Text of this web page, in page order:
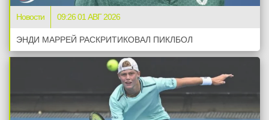
Новости 09:26 01 АВГ 2026
ЭНДИ МАРРЕЙ РАСКРИТИКОВАЛ ПИКЛБОЛ